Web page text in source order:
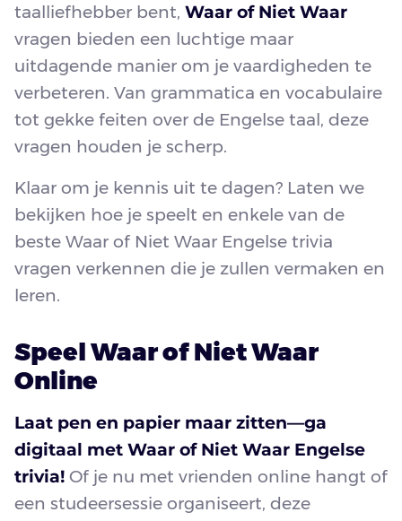
taalliefhebber bent, Waar of Niet Waar
vragen bieden een luchtige maar
uitdagende manier om je vaardigheden te
verbeteren. Van grammatica en vocabulaire
tot gekke feiten over de Engelse taal, deze
vragen houden je scherp.
Klaar om je kennis uit te dagen? Laten we
bekijken hoe je speelt en enkele van de
beste Waar of Niet Waar Engelse trivia
vragen verkennen die je zullen vermaken en
leren.
Speel Waar of Niet Waar
Online
Laat pen en papier maar zitten—ga
digitaal met Waar of Niet Waar Engelse
trivia! Of je nu met vrienden online hangt of
een studeersessie organiseert, deze